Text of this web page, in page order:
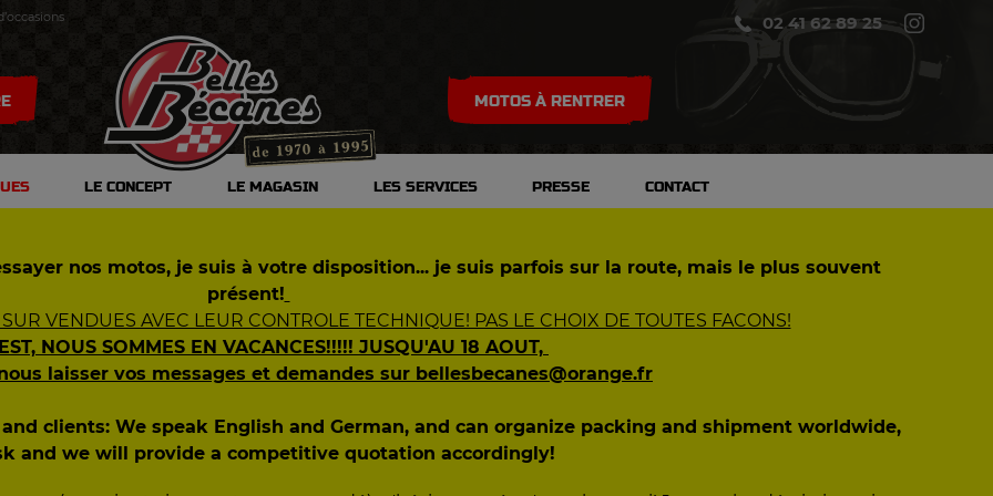
02 41 62 89 25
MOTOS À RENTRER
LE CONCEPT LE MAGASIN LES SERVICES PRESSE CONTACT
nos motos, je suis à votre disposition... je suis parfois sur la route, mais le plus souvent
présent!
VENDUES AVEC LEUR CONTROLE TECHNIQUE! PAS LE CHOIX DE TOUTES FACONS!
NOUS SOMMES EN VACANCES!!!!! JUSQU'AU 18 AOUT,
laisser vos messages et demandes sur bellesbecanes@orange.fr
clients: We speak English and German, and can organize packing and shipment worldwide,
and we will provide a competitive quotation accordingly!